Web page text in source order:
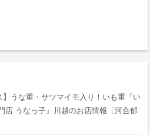
】うな重・サツマイモ入り！いも重『い
店 うなっ子』川越のお店情報〔河合郁